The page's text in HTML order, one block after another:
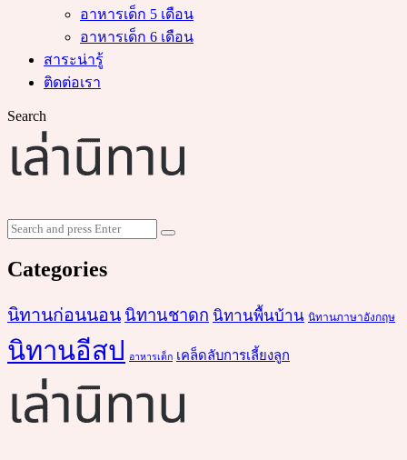
อาหารเด็ก 5 เดือน
อาหารเด็ก 6 เดือน
สาระน่ารู้
ติดต่อเรา
Search
Search
for:
Search
Categories
นิทานก่อนนอน นิทานชาดก นิทานพื้นบ้าน นิทานภาษาอังกฤษ
นิทานอีสป อาหารเด็ก เคล็ดลับการเลี้ยงลูก